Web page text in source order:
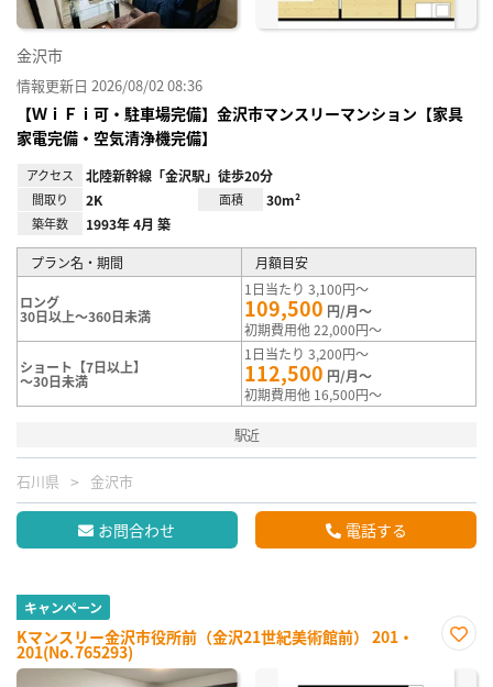
金沢市
情報更新日 2026/08/02 08:36
【ＷｉＦｉ可・駐車場完備】金沢市マンスリーマンション【家具
家電完備・空気清浄機完備】
アクセス 北陸新幹線「金沢駅」徒歩20分
間取り 2K 面積 30m²
築年数 1993年 4月 築
プラン名・期間 月額目安
ロング
30日以上～360日未満
1日当たり 3,100円～
109,500 円/月～
初期費用他 22,000円～
ショート【7日以上】
～30日未満
1日当たり 3,200円～
112,500 円/月～
初期費用他 16,500円～
駅近
石川県 金沢市
お問合わせ 電話する
キャンペーン
Kマンスリー金沢市役所前（金沢21世紀美術館前） 201・
201(No.765293)
に入